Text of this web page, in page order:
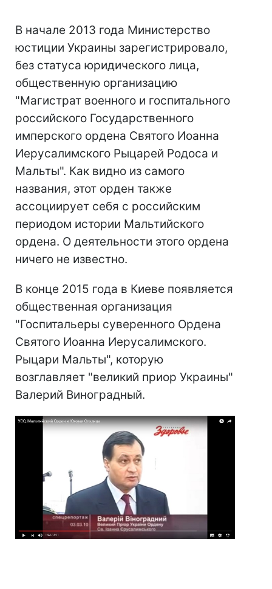
В начале 2013 года Министерство
юстиции Украины зарегистрировало,
без статуса юридического лица,
общественную организацию
"Магистрат военного и госпитального
российского Государственного
имперского ордена Святого Иоанна
Иерусалимского Рыцарей Родоса и
Мальты". Как видно из самого
названия, этот орден также
ассоциирует себя с российским
периодом истории Мальтийского
ордена. О деятельности этого ордена
ничего не известно.
В конце 2015 года в Киеве появляется
общественная организация
"Госпитальеры суверенного Ордена
Святого Иоанна Иерусалимского.
Рыцари Мальты", которую
возглавляет "великий приор Украины"
Валерий Виноградный.